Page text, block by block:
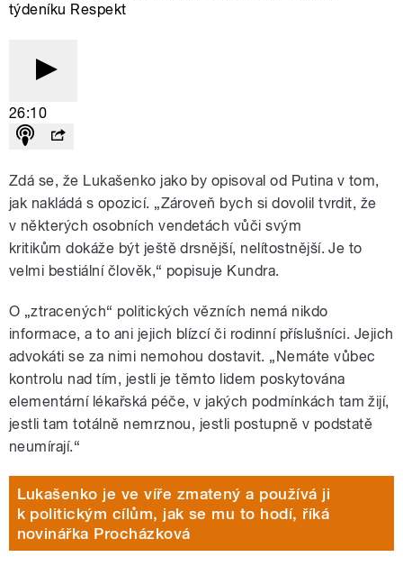
týdeníku Respekt
26:10
Zdá se, že Lukašenko jako by opisoval od Putina v tom,
jak nakládá s opozicí. „Zároveň bych si dovolil tvrdit, že
v některých osobních vendetách vůči svým
kritikůmdokáže být ještě drsnější, nelítostnější. Je to
velmi bestiální člověk,“ popisuje Kundra.
O „ztracených“ politických vězních nemá nikdo
informace, a to ani jejich blízcí či rodinní příslušníci. Jejich
advokáti se za nimi nemohou dostavit. „Nemáte vůbec
kontrolu nad tím, jestli je těmto lidem poskytována
elementární lékařská péče, v jakých podmínkách tam žijí,
jestli tam totálně nemrznou, jestli postupně v podstatě
neumírají.“
Lukašenko je ve víře zmatený a používá ji
k politickým cílům, jak se mu to hodí, říká
novinářka Procházková